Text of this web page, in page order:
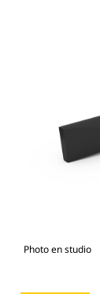
Photo en studio